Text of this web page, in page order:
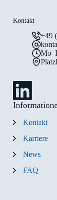
Kontakt
+49
Kontakt
Karriere
News
FAQ